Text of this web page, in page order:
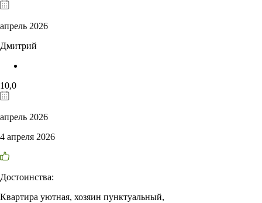
апрель 2026
Дмитрий
10,0
апрель 2026
4 апреля 2026
Достоинства:
Квартира уютная, хозяин пунктуальный,